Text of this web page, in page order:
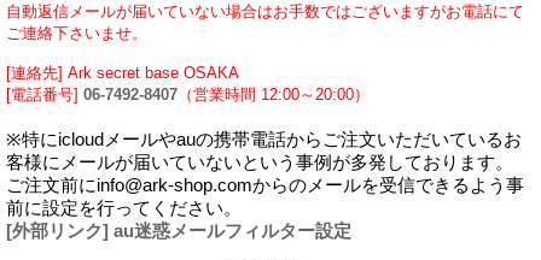
自動返信メールが届いていない場合はお手数ではございますがお電話にて
ご連絡下さいませ。
[連絡先] Ark secret base OSAKA
[電話番号] 06-7492-8407 （営業時間 12:00～20:00）
※特にicloudメールやauの携帯電話からご注文いただいているお
客様にメールが届いていないという事例が多発しております。
ご注文前にinfo@ark-shop.comからのメールを受信できるよう事
前に設定を行ってください。
[外部リンク] au迷惑メールフィルター設定